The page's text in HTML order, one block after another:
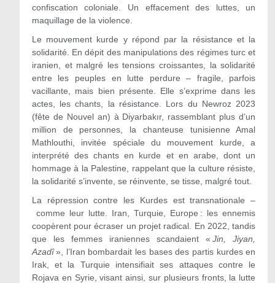
confiscation coloniale. Un effacement des luttes, un
maquillage de la violence.
Le mouvement kurde y répond par la résistance et la
solidarité. En dépit des manipulations des régimes turc et
iranien, et malgré les tensions croissantes, la solidarité
entre les peuples en lutte perdure – fragile, parfois
vacillante, mais bien présente. Elle s’exprime dans les
actes, les chants, la résistance. Lors du Newroz 2023
(fête de Nouvel an) à Diyarbakır, rassemblant plus d’un
million de personnes, la chanteuse tunisienne Amal
Mathlouthi, invitée spéciale du mouvement kurde, a
interprété des chants en kurde et en arabe, dont un
hommage à la Palestine, rappelant que la culture résiste,
la solidarité s’invente, se réinvente, se tisse, malgré tout.
La répression contre les Kurdes est transnationale –
comme leur lutte. Iran, Turquie, Europe : les ennemis
coopèrent pour écraser un projet radical. En 2022, tandis
que les femmes iraniennes scandaient «Jin, Jiyan,
Azadî», l’Iran bombardait les bases des partis kurdes en
Irak, et la Turquie intensifiait ses attaques contre le
Rojava en Syrie, visant ainsi, sur plusieurs fronts, la lutte